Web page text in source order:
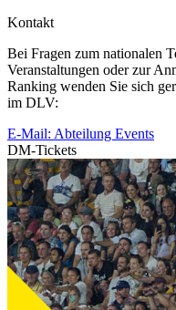
Kontakt
Bei Fragen zum nationalen
Veranstaltungen oder zur
Ranking wenden Sie sich
im DLV:
E-Mail: Abteilung Events
DM-Tickets